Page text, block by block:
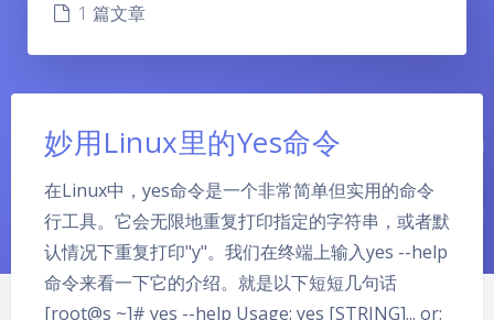
1 篇文章
妙用Linux里的Yes命令
在Linux中，yes命令是一个非常简单但实用的命令
行工具。它会无限地重复打印指定的字符串，或者默
认情况下重复打印"y"。我们在终端上输入yes --help
命令来看一下它的介绍。就是以下短短几句话
[root@s ~]# yes --help Usage: yes [STRING]... or: